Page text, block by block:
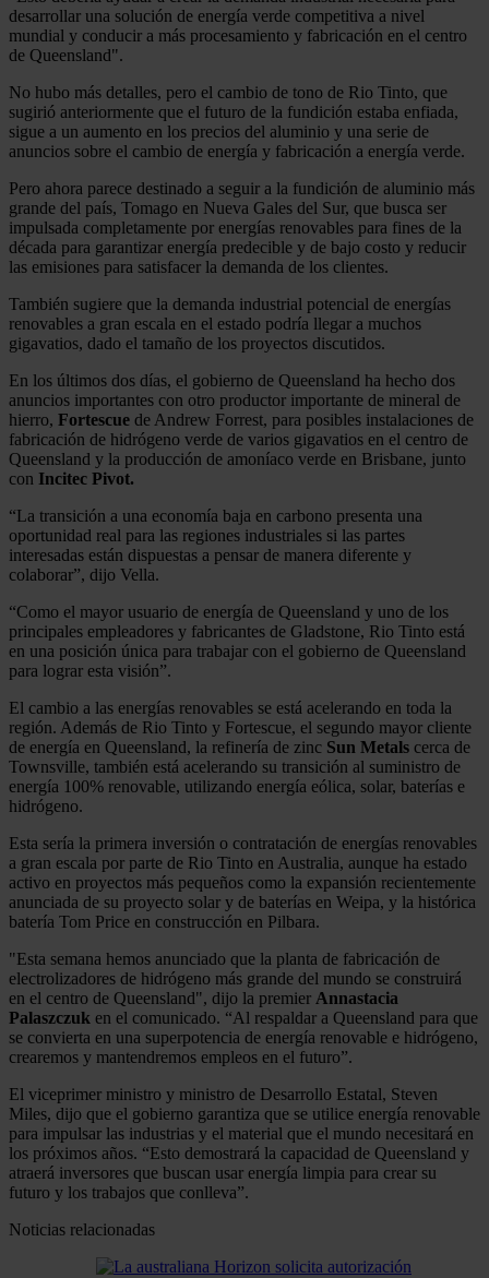
desarrollar una solución de energía verde competitiva a nivel
mundial y conducir a más procesamiento y fabricación en el centro
de Queensland".
No hubo más detalles, pero el cambio de tono de Rio Tinto, que
sugirió anteriormente que el futuro de la fundición estaba enfiada,
sigue a un aumento en los precios del aluminio y una serie de
anuncios sobre el cambio de energía y fabricación a energía verde.
Pero ahora parece destinado a seguir a la fundición de aluminio más
grande del país, Tomago en Nueva Gales del Sur, que busca ser
impulsada completamente por energías renovables para fines de la
década para garantizar energía predecible y de bajo costo y reducir
las emisiones para satisfacer la demanda de los clientes.
También sugiere que la demanda industrial potencial de energías
renovables a gran escala en el estado podría llegar a muchos
gigavatios, dado el tamaño de los proyectos discutidos.
En los últimos dos días, el gobierno de Queensland ha hecho dos
anuncios importantes con otro productor importante de mineral de
hierro, Fortescue de Andrew Forrest, para posibles instalaciones de
fabricación de hidrógeno verde de varios gigavatios en el centro de
Queensland y la producción de amoníaco verde en Brisbane, junto
con Incitec Pivot.
“La transición a una economía baja en carbono presenta una
oportunidad real para las regiones industriales si las partes
interesadas están dispuestas a pensar de manera diferente y
colaborar”, dijo Vella.
“Como el mayor usuario de energía de Queensland y uno de los
principales empleadores y fabricantes de Gladstone, Rio Tinto está
en una posición única para trabajar con el gobierno de Queensland
para lograr esta visión”.
El cambio a las energías renovables se está acelerando en toda la
región. Además de Rio Tinto y Fortescue, el segundo mayor cliente
de energía en Queensland, la refinería de zinc Sun Metals cerca de
Townsville, también está acelerando su transición al suministro de
energía 100% renovable, utilizando energía eólica, solar, baterías e
hidrógeno.
Esta sería la primera inversión o contratación de energías renovables
a gran escala por parte de Rio Tinto en Australia, aunque ha estado
activo en proyectos más pequeños como la expansión recientemente
anunciada de su proyecto solar y de baterías en Weipa, y la histórica
batería Tom Price en construcción en Pilbara.
"Esta semana hemos anunciado que la planta de fabricación de
electrolizadores de hidrógeno más grande del mundo se construirá
en el centro de Queensland", dijo la premier Annastacia
Palaszczuk en el comunicado. “Al respaldar a Queensland para que
se convierta en una superpotencia de energía renovable e hidrógeno,
crearemos y mantendremos empleos en el futuro”.
El viceprimer ministro y ministro de Desarrollo Estatal, Steven
Miles, dijo que el gobierno garantiza que se utilice energía renovable
para impulsar las industrias y el material que el mundo necesitará en
los próximos años. “Esto demostrará la capacidad de Queensland y
atraerá inversores que buscan usar energía limpia para crear su
futuro y los trabajos que conlleva”.
Noticias relacionadas